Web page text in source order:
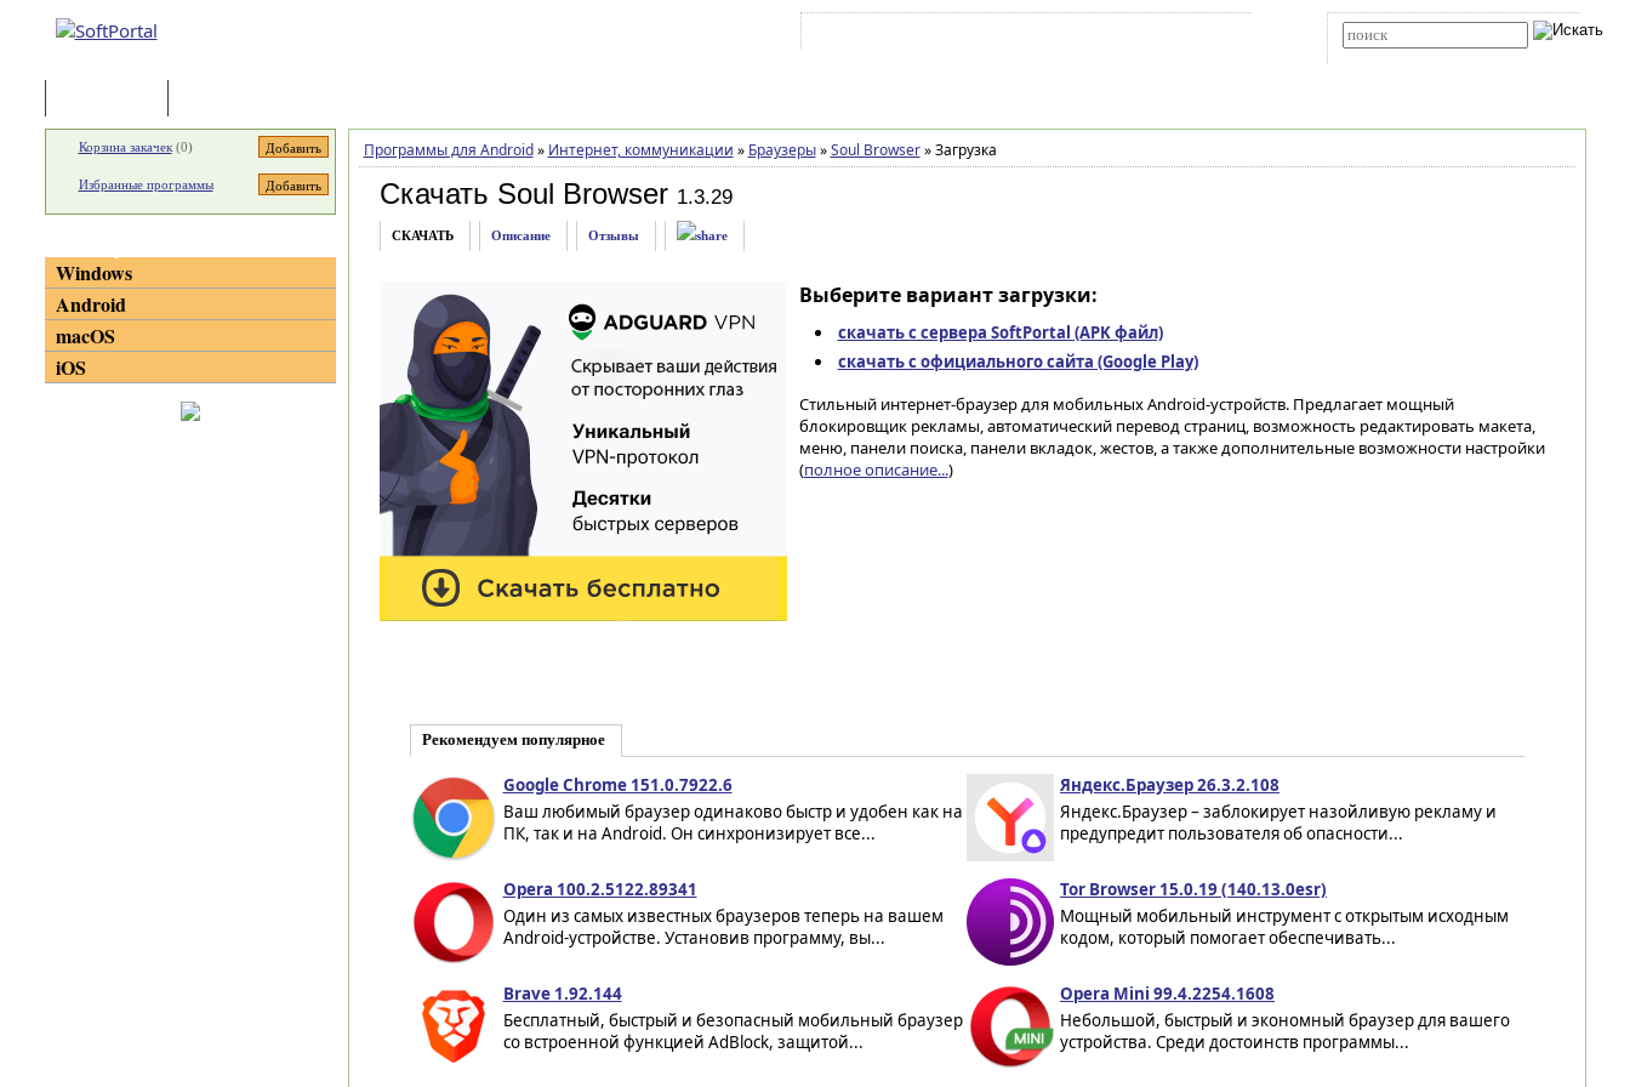
Программы для Android » Интернет, коммуникации » Браузеры » Soul Browser »Загрузка
Скачать Soul Browser 1.3.29
СКАЧАТЬ Описание Отзывы
Выберите вариант загрузки:
скачать с сервера SoftPortal (APK файл)
скачать с официального сайта (Google Play)
Стильный интернет-браузер для мобильных Android-устройств. Предлагает мощный
блокировщик рекламы, автоматический перевод страниц, возможность редактировать макета,
меню, панели поиска, панели вкладок, жестов, а также дополнительные возможности настройки
(полное описание...)
Рекомендуем популярное
Google Chrome 151.0.7922.6
Ваш любимый браузер одинаково быстр и удобен как на
ПК, так и на Android. Он синхронизирует все...
Яндекс.Браузер 26.3.2.108
Яндекс.Браузер – заблокирует назойливую рекламу и
предупредит пользователя об опасности...
Opera 100.2.5122.89341
Один из самых известных браузеров теперь на вашем
Android-устройстве. Установив программу, вы...
Tor Browser 15.0.19 (140.13.0esr)
Мощный мобильный инструмент с открытым исходным
кодом, который помогает обеспечивать...
Brave 1.92.144
Бесплатный, быстрый и безопасный мобильный браузер
со встроенной функцией AdBlock, защитой...
Opera Mini 99.4.2254.1608
Небольшой, быстрый и экономный браузер для вашего
устройства. Среди достоинств программы...
Корзина закачек(0)
Избранные программы
Windows
Android
macOS
iOS